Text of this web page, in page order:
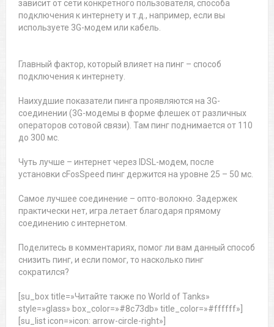
зависит от сети конкретного пользователя, способа
подключения к интернету и т.д., например, если вы
используете 3G-модем или кабель.
Главный фактор, который влияет на пинг – способ
подключения к интернету.
Наихудшие показатели пинга проявляются на 3G-
соединении (3G-модемы в форме флешек от различных
операторов сотовой связи). Там пинг поднимается от 110
до 300 мс.
Чуть лучше – интернет через IDSL-модем, после
установки cFosSpeed пинг держится на уровне 25 – 50 мс.
Самое лучшее соединение – опто-волокно. Задержек
практически нет, игра летает благодаря прямому
соединению с интернетом.
Поделитесь в комментариях, помог ли вам данный способ
снизить пинг, и если помог, то насколько пинг
сократился?
[su_box title=»Читайте также по World of Tanks»
style=»glass» box_color=»#8c73db» title_color=»#ffffff»]
[su_list icon=»icon: arrow-circle-right»]